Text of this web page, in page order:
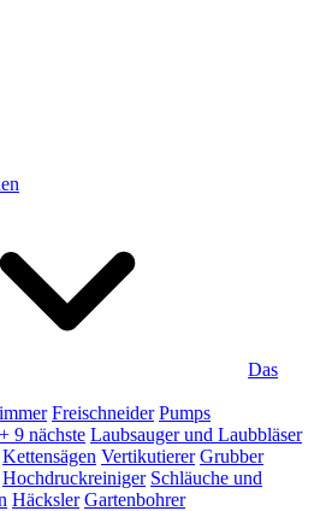
Das
Freischneider Pumps
+ 9 nächste Laubsauger und Laubbläser
Kettensägen Vertikutierer Grubber
Hochdruckreiniger Schläuche und
Häcksler Gartenbohrer